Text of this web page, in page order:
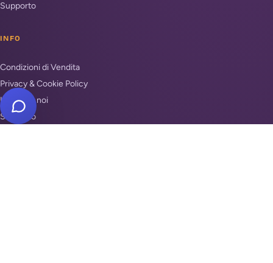
Supporto
INFO
Condizioni di Vendita
Privacy & Cookie Policy
Unisciti a noi
Supporto